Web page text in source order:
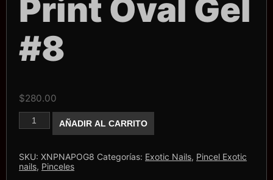
Print Oval Gel
#8
$280.00
Pincel
Exotic
Print
Oval
Gel
AÑADIR AL CARRITO
SKU: XNPNAPOG8 Categorías: Exotic Nails, Pincel Exotic
nails, Pinceles